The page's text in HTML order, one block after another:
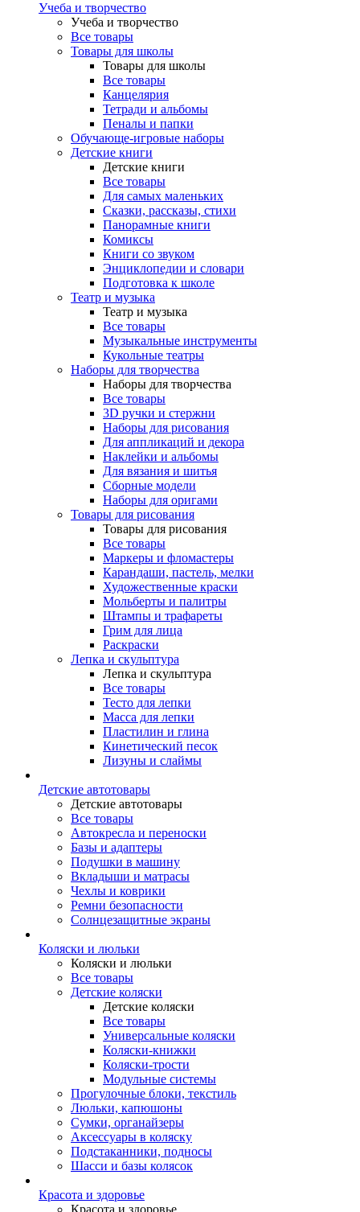
Учеба и творчество
Учеба и творчество
Все товары
Товары для школы
Товары для школы
Все товары
Канцелярия
Тетради и альбомы
Пеналы и папки
Обучающе-игровые наборы
Детские книги
Детские книги
Все товары
Для самых маленьких
Сказки, рассказы, стихи
Панорамные книги
Комиксы
Книги со звуком
Энциклопедии и словари
Подготовка к школе
Театр и музыка
Театр и музыка
Все товары
Музыкальные инструменты
Кукольные театры
Наборы для творчества
Наборы для творчества
Все товары
3D ручки и стержни
Наборы для рисования
Для аппликаций и декора
Наклейки и альбомы
Для вязания и шитья
Сборные модели
Наборы для оригами
Товары для рисования
Товары для рисования
Все товары
Маркеры и фломастеры
Карандаши, пастель, мелки
Художественные краски
Мольберты и палитры
Штампы и трафареты
Грим для лица
Раскраски
Лепка и скульптура
Лепка и скульптура
Все товары
Тесто для лепки
Масса для лепки
Пластилин и глина
Кинетический песок
Лизуны и слаймы
Детские автотовары
Детские автотовары
Все товары
Автокресла и переноски
Базы и адаптеры
Подушки в машину
Вкладыши и матрасы
Чехлы и коврики
Ремни безопасности
Солнцезащитные экраны
Коляски и люльки
Коляски и люльки
Все товары
Детские коляски
Детские коляски
Все товары
Универсальные коляски
Коляски-книжки
Коляски-трости
Модульные системы
Прогулочные блоки, текстиль
Люльки, капюшоны
Сумки, органайзеры
Аксессуары в коляску
Подстаканники, подносы
Шасси и базы колясок
Красота и здоровье
Красота и здоровье